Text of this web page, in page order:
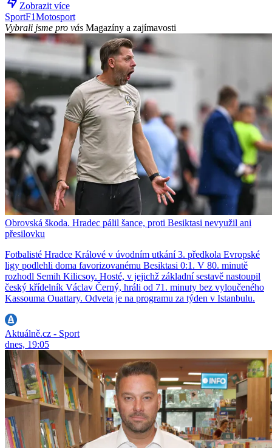
Zobrazit více
SportF1Motosport
Vybrali jsme pro vás Magazíny a zajímavosti
Obrovská škoda. Hradec pálil šance, proti Besiktasi nevyužil ani
přesilovku
Fotbalisté Hradce Králové v úvodním utkání 3. předkola Evropské
ligy podlehli doma favorizovanému Besiktasi 0:1. V 80. minutě
rozhodl Semih Kilicsoy. Hosté, v jejichž základní sestavě nastoupil
český křídelník Václav Černý, hráli od 71. minuty bez vyloučeného
Kassouma Ouattary. Odveta je na programu za týden v Istanbulu.
Aktuálně.cz - Sport
dnes, 19:05